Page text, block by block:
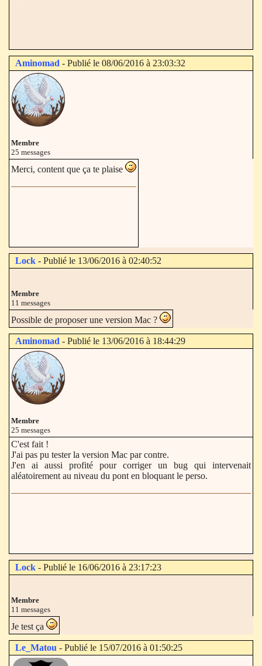
Aminomad - Publié le 08/06/2016 à 23:03:32
Membre
25 messages
Merci, content que ça te plaise
Lock - Publié le 13/06/2016 à 02:40:52
Membre
11 messages
Possible de proposer une version Mac ?
Aminomad - Publié le 13/06/2016 à 18:44:29
Membre
25 messages
C'est fait !
J'ai pas pu tester la version Mac par contre.
J'en ai aussi profité pour corriger un bug qui intervenait
aléatoirement au niveau du pont en bloquant le perso.
Lock - Publié le 16/06/2016 à 23:17:23
Membre
11 messages
Je test ça
Le_Matou - Publié le 15/07/2016 à 01:50:25